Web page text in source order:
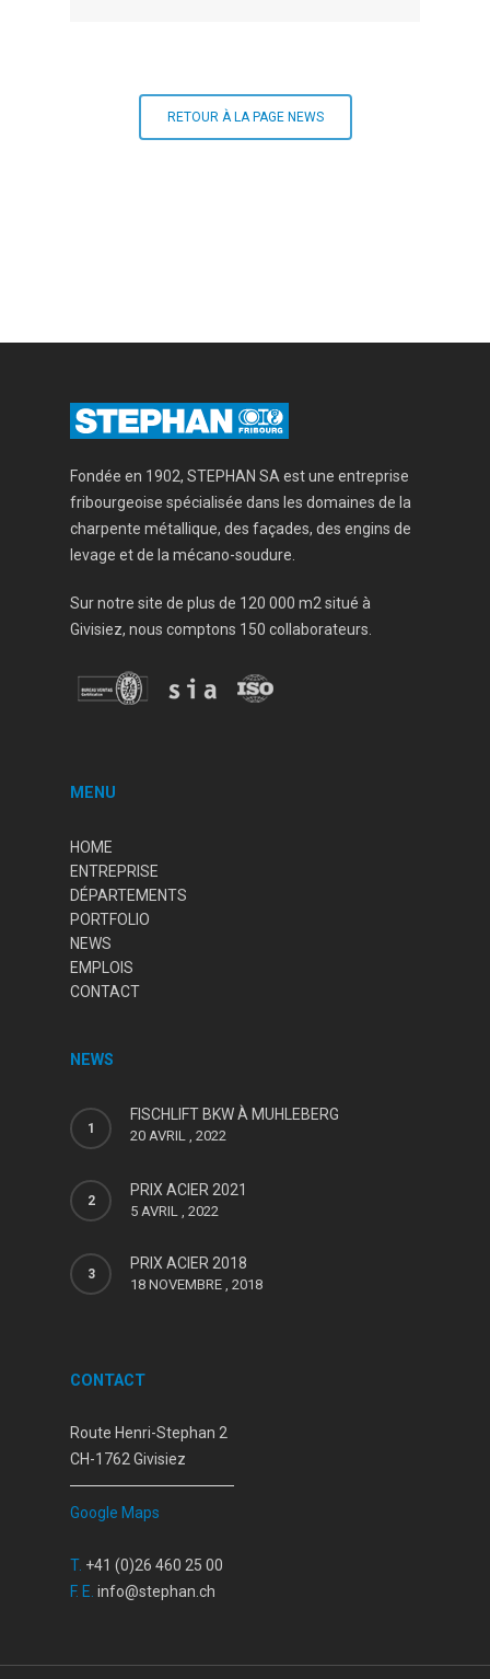
RETOUR À LA PAGE NEWS
Fondée en 1902, STEPHAN SA est une entreprise
fribourgeoise spécialisée dans les domaines de la
charpente métallique, des façades, des engins de
levage et de la mécano-soudure.
Sur notre site de plus de 120 000 m2 situé à
Givisiez, nous comptons 150 collaborateurs.
MENU
HOME
ENTREPRISE
DÉPARTEMENTS
PORTFOLIO
NEWS
EMPLOIS
CONTACT
NEWS
FISCHLIFT BKW À MUHLEBERG
20 AVRIL , 2022
PRIX ACIER 2021
5 AVRIL , 2022
PRIX ACIER 2018
18 NOVEMBRE , 2018
CONTACT
Route Henri-Stephan 2
CH-1762 Givisiez
Google Maps
T. +41 (0)26 460 25 00
F. E. info@stephan.ch